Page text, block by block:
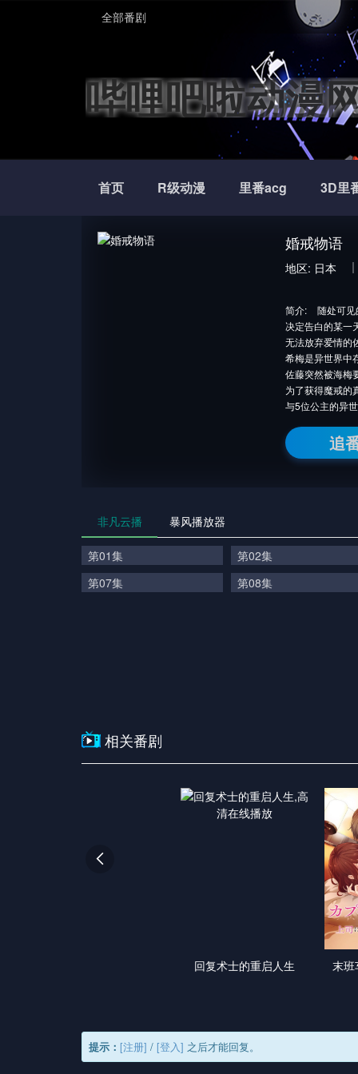
全部番剧
哔哩吧啦动漫
首页 R级动漫 里番acg 3D里
婚戒物语
地区: 日本
简介:
随处可
决定告白的某一
无法放弃爱情的
希梅是异世界中
佐藤突然被海梅
为了获得魔戒
与5位公主的异
追
非凡云播 暴风播放器
第01集
第02集
第07集
第08集
相关番剧
回复术士的重启人生 末班

提示： [注册] / [登入] 之后才能回复。